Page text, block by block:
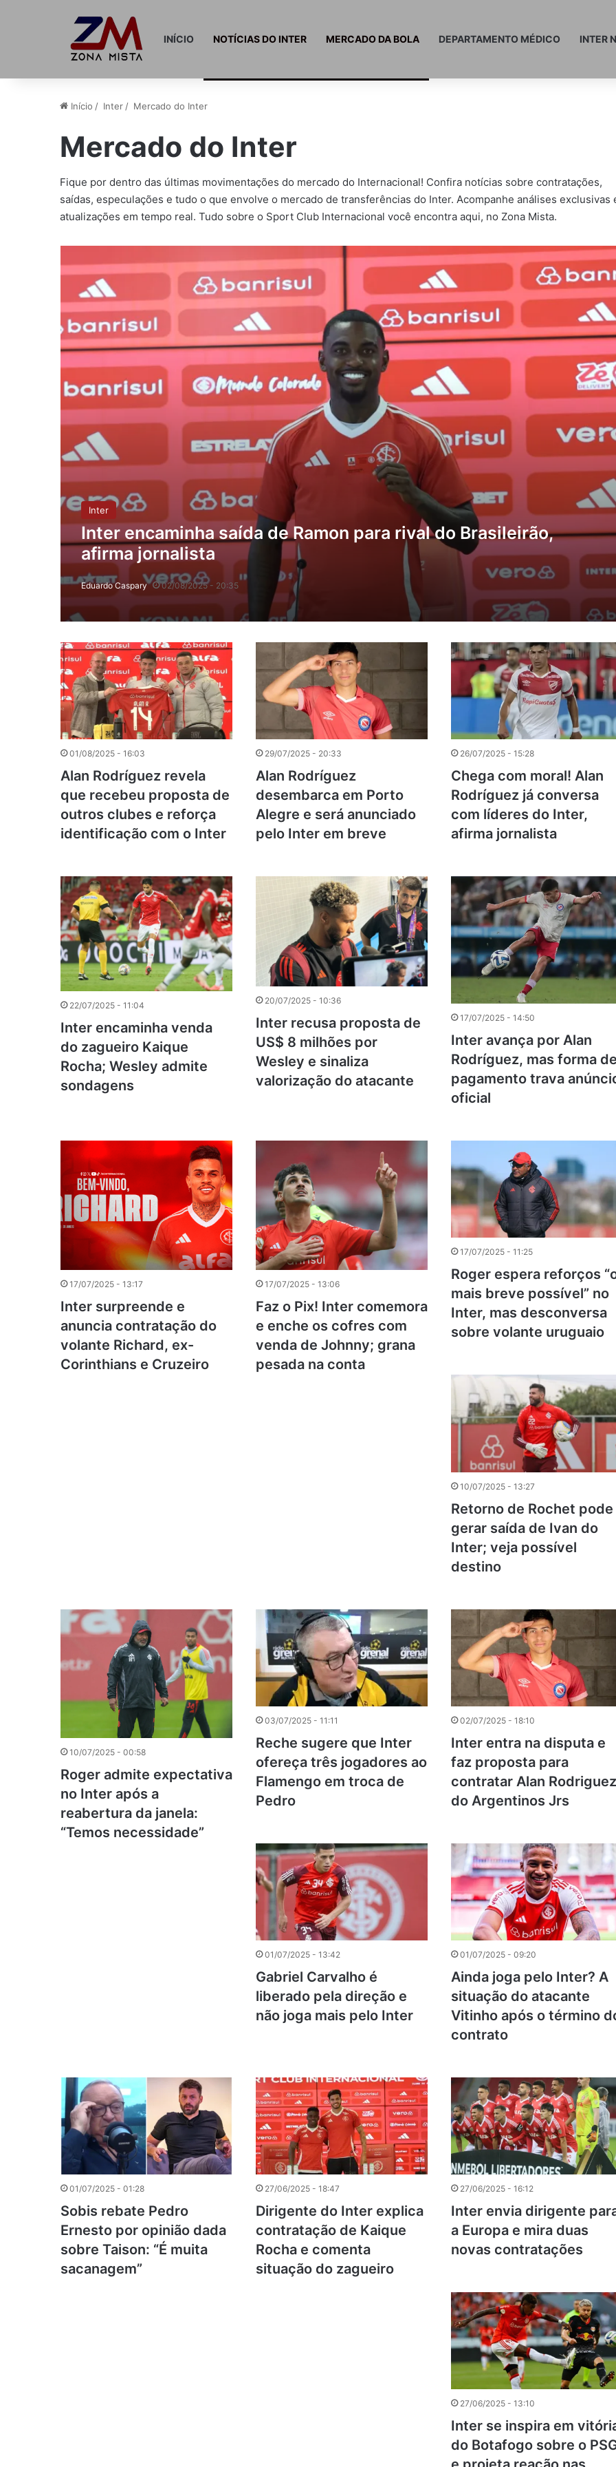
INÍCIO NOTÍCIAS DO INTER MERCADO DA BOLA DEPARTAMENTO MÉDICO INTER
Início / Inter / Mercado do Inter
Mercado do Inter
Fique por dentro das últimas movimentações do mercado do Internacional! Confira notícias sobre contratações,
saídas, especulações e tudo o que envolve o mercado de transferências do Inter. Acompanhe análises exclusivas
atualizações em tempo real. Tudo sobre o Sport Club Internacional você encontra aqui, no Zona Mista.
Inter
Inter encaminha saída de Ramon para rival do Brasileirão,
afirma jornalista
Eduardo Caspary 02/08/2025 - 20:35
01/08/2025 - 16:03
Alan Rodríguez revela
que recebeu proposta de
outros clubes e reforça
identificação com o Inter
29/07/2025 - 20:33
Alan Rodríguez
desembarca em Porto
Alegre e será anunciado
pelo Inter em breve
26/07/2025 - 15:28
Chega com moral! Alan
Rodríguez já conversa
com líderes do Inter,
afirma jornalista
22/07/2025 - 11:04
Inter encaminha venda
do zagueiro Kaique
Rocha; Wesley admite
sondagens
20/07/2025 - 10:36
Inter recusa proposta de
US$ 8 milhões por
Wesley e sinaliza
valorização do atacante
17/07/2025 - 14:50
Inter avança por Alan
Rodríguez, mas forma
pagamento trava
oficial
17/07/2025 - 13:17
Inter surpreende e
anuncia contratação do
volante Richard, ex-
Corinthians e Cruzeiro
17/07/2025 - 13:06
Faz o Pix! Inter comemora
e enche os cofres com
venda de Johnny; grana
pesada na conta
17/07/2025 - 11:25
Roger espera reforços
mais breve possível” no
Inter, mas desconversa
sobre volante uruguaio
10/07/2025 - 13:27
Retorno de Rochet pode
gerar saída de Ivan do
Inter; veja possível
destino
10/07/2025 - 00:58
Roger admite expectativa
no Inter após a
reabertura da janela:
“Temos necessidade”
03/07/2025 - 11:11
Reche sugere que Inter
ofereça três jogadores ao
Flamengo em troca de
Pedro
02/07/2025 - 18:10
Inter entra na disputa e
faz proposta para
contratar Alan
do Argentinos Jrs
01/07/2025 - 13:42
Gabriel Carvalho é
liberado pela direção e
não joga mais pelo Inter
01/07/2025 - 09:20
Ainda joga pelo Inter? A
situação do atacante
Vitinho após o término
contrato
01/07/2025 - 01:28
Sobis rebate Pedro
Ernesto por opinião dada
sobre Taison: “É muita
sacanagem”
27/06/2025 - 18:47
Dirigente do Inter explica
contratação de Kaique
Rocha e comenta
situação do zagueiro
27/06/2025 - 16:12
Inter envia dirigente
a Europa e mira duas
novas contratações
27/06/2025 - 13:10
Inter se inspira em
do Botafogo sobre o